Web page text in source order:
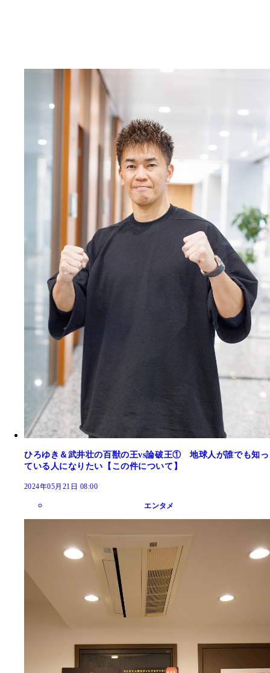
ひろゆき＆武井壮の百獣の王vs論破王① 地球人が誰でも知っ
ている人になりたい【この件について】
2024年05月21日 08:00
エンタメ